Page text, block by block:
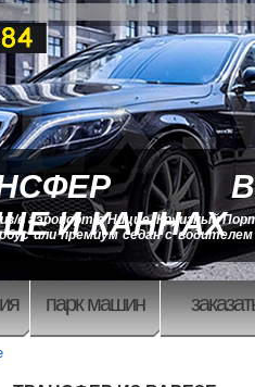
В
И КАННАХ
в аэропорт в Ницце, Круизный
или премиум седан с
парк машин